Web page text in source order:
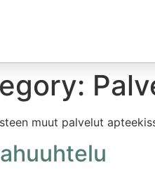
muut palvelut